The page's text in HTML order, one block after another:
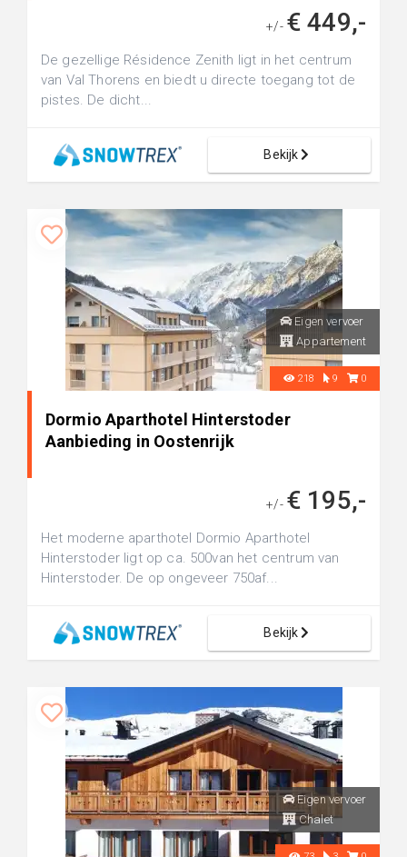
+/- € 449,-
De gezellige Résidence Zenith ligt in het centrum
van Val Thorens en biedt u directe toegang tot de
pistes. De dicht...
Bekijk
Eigen vervoer
Appartement
218 9 0
Dormio Aparthotel Hinterstoder
Aanbieding in Oostenrijk
+/- € 195,-
Het moderne aparthotel Dormio Aparthotel
Hinterstoder ligt op ca. 500van het centrum van
Hinterstoder. De op ongeveer 750af...
Bekijk
Eigen vervoer
Chalet